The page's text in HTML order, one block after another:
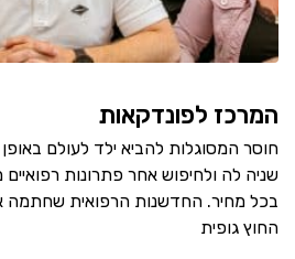
המרכז לפונדקאות
חוסר המסוגלות להביא ילד לעולם
שניה לה ולחיפוש אחר פתרונות
בכל מחיר. החדשנות הרפואית שחתמה
החוץ גופית